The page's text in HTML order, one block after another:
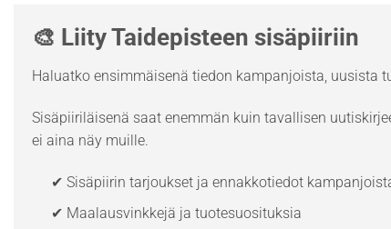
🎨 Liity Taidepisteen sisäpiiriin
Haluatko ensimmäisenä tiedon kampanjoista, uusista
Sisäpiiriläisenä saat enemmän kuin tavallisen
ei aina näy muille.
✔ Sisäpiirin tarjoukset ja ennakkotiedot
✔ Maalausvinkkejä ja tuotesuosituksia